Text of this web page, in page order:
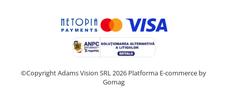
©Copyright Adams Vision SRL 2026 Platforma E-commerce by
Gomag